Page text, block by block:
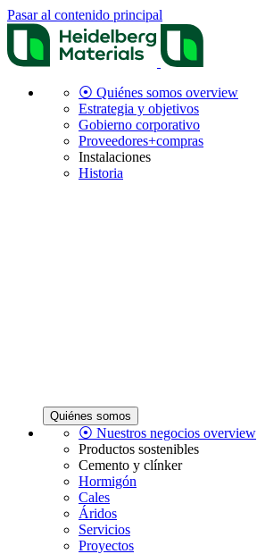
Pasar al contenido principal
⦿ Quiénes somos overview
Estrategia y objetivos
Gobierno corporativo
Proveedores+compras
Instalaciones
Historia
Quiénes somos
⦿ Nuestros negocios overview
Productos sostenibles
Cemento y clínker
Hormigón
Cales
Áridos
Servicios
Proyectos